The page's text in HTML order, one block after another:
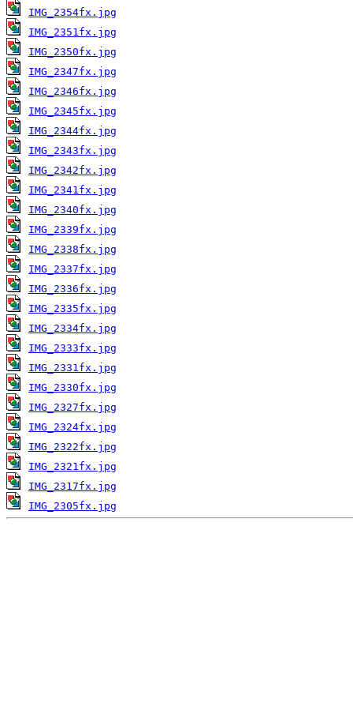
IMG_2354fx.jpg
IMG_2351fx.jpg
IMG_2350fx.jpg
IMG_2347fx.jpg
IMG_2346fx.jpg
IMG_2345fx.jpg
IMG_2344fx.jpg
IMG_2343fx.jpg
IMG_2342fx.jpg
IMG_2341fx.jpg
IMG_2340fx.jpg
IMG_2339fx.jpg
IMG_2338fx.jpg
IMG_2337fx.jpg
IMG_2336fx.jpg
IMG_2335fx.jpg
IMG_2334fx.jpg
IMG_2333fx.jpg
IMG_2331fx.jpg
IMG_2330fx.jpg
IMG_2327fx.jpg
IMG_2324fx.jpg
IMG_2322fx.jpg
IMG_2321fx.jpg
IMG_2317fx.jpg
IMG_2305fx.jpg